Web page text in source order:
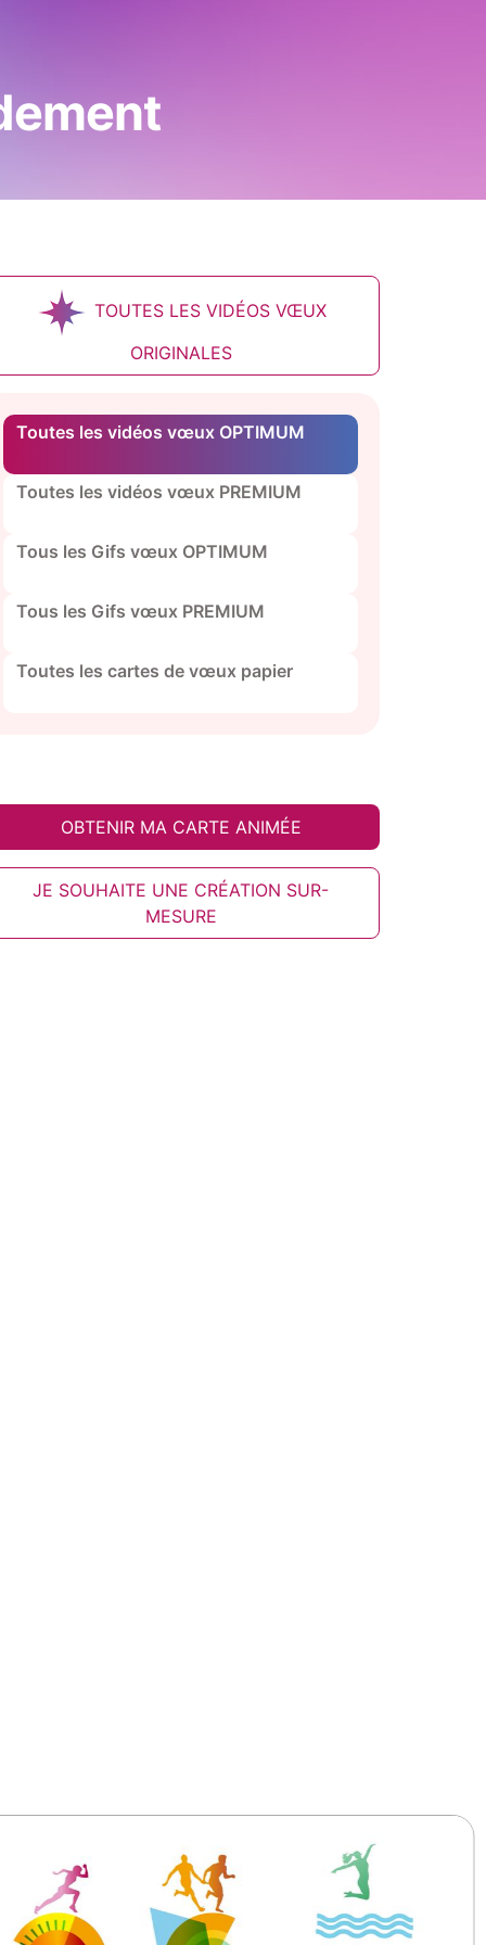
TOUTES LES VIDÉOS VŒUX
ORIGINALES
Toutes les vidéos vœux OPTIMUM
Toutes les vidéos vœux PREMIUM
Tous les Gifs vœux OPTIMUM
Tous les Gifs vœux PREMIUM
Toutes les cartes de vœux papier
OBTENIR MA CARTE ANIMÉE
JE SOUHAITE UNE CRÉATION SUR-
MESURE